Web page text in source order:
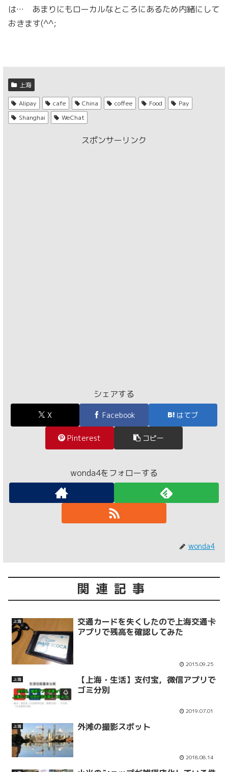
は… あまりにもローカルなところにあるため内緒にして
おきます(^^;
上海
Alipay cafe China coffee Food
Pay
Shanghai
WeChat
スポンサーリンク
シェアする
X Facebook はてブ
Pinterest コピー
wonda4をフォローする
wonda4
関連記事
上海
交通カードを失くしたので上海交通卡
アプリで残高を確認してみた
2015.09.25
上海
【上海・生活】支付宝，微信アプリで
ゴミ分別
2019.07.01
上海 外滩の撮影スポット
2018.08.14